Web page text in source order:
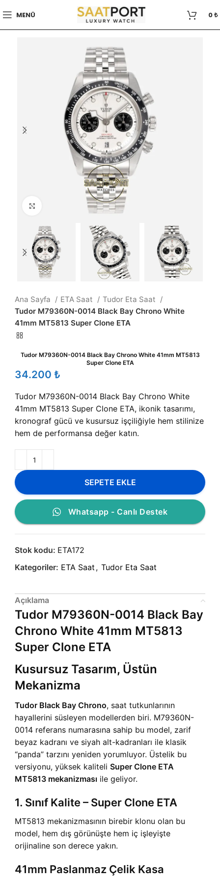
MENÜ 0₺
Büyütmek için tıklayın
Ana Sayfa ETA Saat
Tudor Eta Saat
Tudor M79360N-0014 Black Bay Chrono White
41mm MT5813 Super Clone ETA
Tudor M79360N-0014 Black Bay Chrono White 41mm MT5813
Super Clone ETA
₺
Tudor M79360N-0014 Black Bay Chrono White
41mm MT5813 Super Clone ETA, ikonik tasarımı,
kronograf gücü ve kusursuz işçiliğiyle hem stilinize
hem de performansa değer katın.
SEPETE EKLE
Whatsapp - Canlı Destek
Stok kodu: ETA172
Kategoriler: ETA Saat , Tudor Eta Saat
Açıklama
Tudor M79360N-0014 Black Bay
Chrono White 41mm MT5813
Super Clone ETA
Kusursuz Tasarım, Üstün
Mekanizma
Tudor Black Bay Chrono, saat tutkunlarının
hayallerini süsleyen modellerden biri. M79360N-
0014 referans numarasına sahip bu model, zarif
beyaz kadranı ve siyah alt-kadranları ile klasik
“panda” tarzını yeniden yorumluyor. Üstelik bu
versiyonu, yüksek kaliteli Super Clone ETA
MT5813 mekanizması ile geliyor.
1. Sınıf Kalite – Super Clone ETA
MT5813 mekanizmasının birebir klonu olan bu
model, hem dış görünüşte hem iç işleyişte
orijinaline son derece yakın.
41mm Paslanmaz Çelik Kasa